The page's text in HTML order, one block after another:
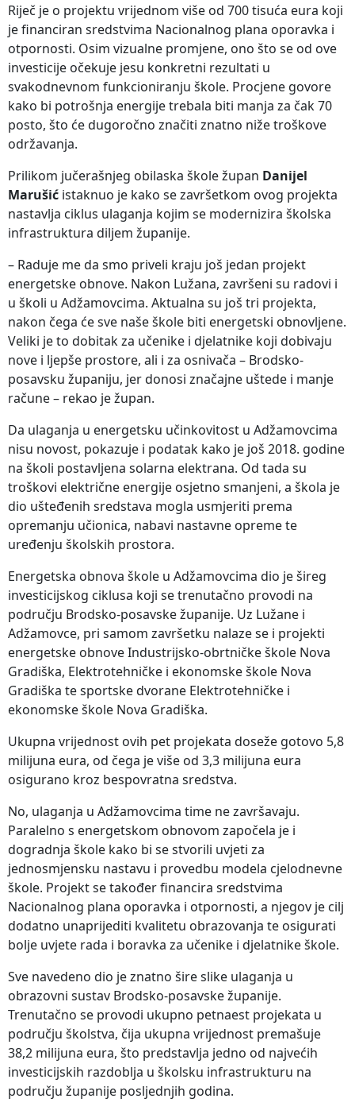
Riječ je o projektu vrijednom više od 700 tisuća eura koji
je financiran sredstvima Nacionalnog plana oporavka i
otpornosti. Osim vizualne promjene, ono što se od ove
investicije očekuje jesu konkretni rezultati u
svakodnevnom funkcioniranju škole. Procjene govore
kako bi potrošnja energije trebala biti manja za čak 70
posto, što će dugoročno značiti znatno niže troškove
održavanja.
Prilikom jučerašnjeg obilaska škole župan Danijel
Marušić istaknuo je kako se završetkom ovog projekta
nastavlja ciklus ulaganja kojim se modernizira školska
infrastruktura diljem županije.
– Raduje me da smo priveli kraju još jedan projekt
energetske obnove. Nakon Lužana, završeni su radovi i
u školi u Adžamovcima. Aktualna su još tri projekta,
nakon čega će sve naše škole biti energetski obnovljene.
Veliki je to dobitak za učenike i djelatnike koji dobivaju
nove i ljepše prostore, ali i za osnivača – Brodsko-
posavsku županiju, jer donosi značajne uštede i manje
račune – rekao je župan.
Da ulaganja u energetsku učinkovitost u Adžamovcima
nisu novost, pokazuje i podatak kako je još 2018. godine
na školi postavljena solarna elektrana. Od tada su
troškovi električne energije osjetno smanjeni, a škola je
dio ušteđenih sredstava mogla usmjeriti prema
opremanju učionica, nabavi nastavne opreme te
uređenju školskih prostora.
Energetska obnova škole u Adžamovcima dio je šireg
investicijskog ciklusa koji se trenutačno provodi na
području Brodsko-posavske županije. Uz Lužane i
Adžamovce, pri samom završetku nalaze se i projekti
energetske obnove Industrijsko-obrtničke škole Nova
Gradiška, Elektrotehničke i ekonomske škole Nova
Gradiška te sportske dvorane Elektrotehničke i
ekonomske škole Nova Gradiška.
Ukupna vrijednost ovih pet projekata doseže gotovo 5,8
milijuna eura, od čega je više od 3,3 milijuna eura
osigurano kroz bespovratna sredstva.
No, ulaganja u Adžamovcima time ne završavaju.
Paralelno s energetskom obnovom započela je i
dogradnja škole kako bi se stvorili uvjeti za
jednosmjensku nastavu i provedbu modela cjelodnevne
škole. Projekt se također financira sredstvima
Nacionalnog plana oporavka i otpornosti, a njegov je cilj
dodatno unaprijediti kvalitetu obrazovanja te osigurati
bolje uvjete rada i boravka za učenike i djelatnike škole.
Sve navedeno dio je znatno šire slike ulaganja u
obrazovni sustav Brodsko-posavske županije.
Trenutačno se provodi ukupno petnaest projekata u
području školstva, čija ukupna vrijednost premašuje
38,2 milijuna eura, što predstavlja jedno od najvećih
investicijskih razdoblja u školsku infrastrukturu na
području županije posljednjih godina.